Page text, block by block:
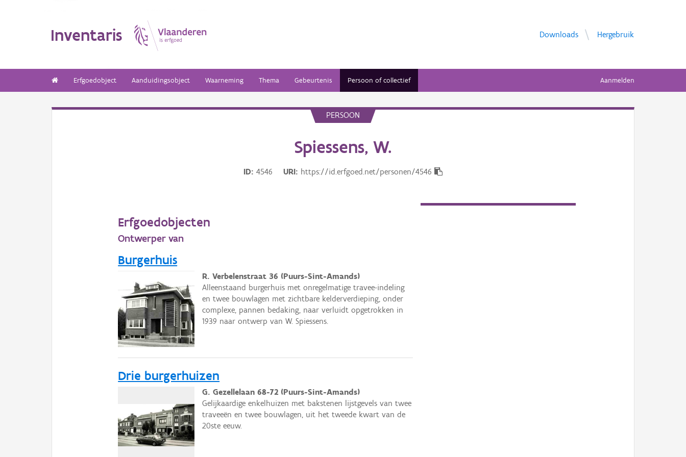
Inventaris Downloads Hergebruik
Erfgoedobject Aanduidingsobject Waarneming Thema Gebeurtenis Persoon of collectief Aanmelden
PERSOON
Spiessens, W.
ID 4546 URI https://id.erfgoed.net/personen/4546
Erfgoedobjecten
Ontwerper van
Burgerhuis
R. Verbelenstraat 36 (Puurs-Sint-Amands)
Alleenstaand burgerhuis met onregelmatige travee-indeling
en twee bouwlagen met zichtbare kelderverdieping, onder
complexe, pannen bedaking, naar verluidt opgetrokken in
1939 naar ontwerp van W. Spiessens.
Drie burgerhuizen
G. Gezellelaan 68-72 (Puurs-Sint-Amands)
Gelijkaardige enkelhuizen met bakstenen lijstgevels van twee
traveeën en twee bouwlagen, uit het tweede kwart van de
20ste eeuw.